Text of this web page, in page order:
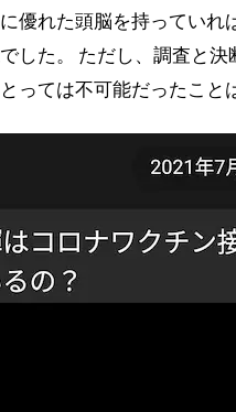
優れた頭脳を持ってい
した。 ただし、調査と
っては不可能だったこと